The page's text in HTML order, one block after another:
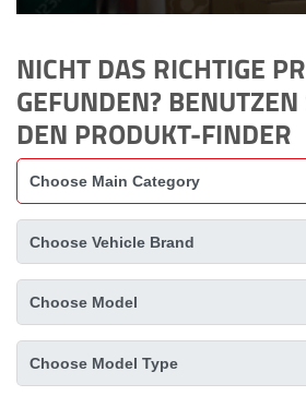
NICHT DAS RICHTIGE
GEFUNDEN?
DEN PRODUKT-FINDER